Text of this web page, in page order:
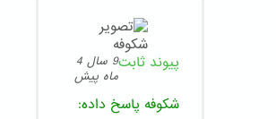
پیوند ثابت
9 سال 4
ماه پیش
شکوفه پاسخ داده: